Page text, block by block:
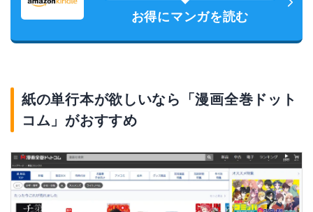
お得にマンガを読む
紙の単行本が欲しいなら「漫画全巻ドット
コム」がおすすめ